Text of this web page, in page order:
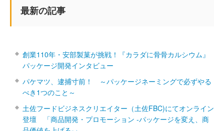
最新の記事
創業110年・安部製菓が挑戦！『カラダに骨骨カルシウム』
パッケージ開発インタビュー
パケマツ、逮捕寸前！ ～パッケージネーミングで必ずやる
べき1つのこと～
土佐フードビジネスクリエイター（土佐FBC)にてオンライン
登壇 「商品開発・プロモーション ‐パッケージを変え、商